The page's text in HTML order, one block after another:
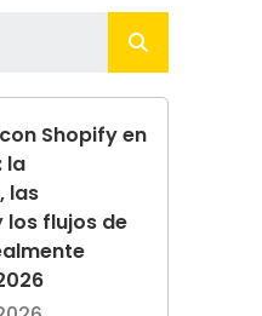
Shopify en
la
las
los flujos de